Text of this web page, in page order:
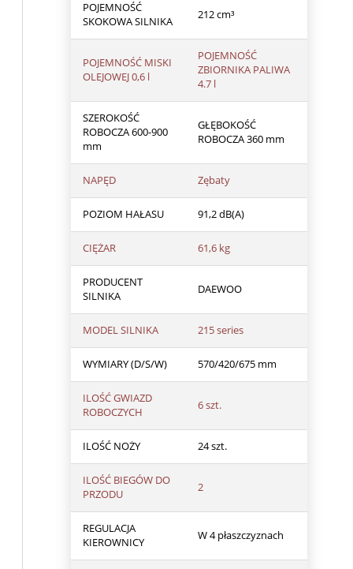
POJEMNOŚĆ
SKOKOWA SILNIKA
212 cm³
POJEMNOŚĆ MISKI
OLEJOWEJ 0,6 l
POJEMNOŚĆ
ZBIORNIKA PALIWA
4.7 l
SZEROKOŚĆ
ROBOCZA 600-900
mm
GŁĘBOKOŚĆ
ROBOCZA 360 mm
NAPĘD Zębaty
POZIOM HAŁASU 91,2 dB(A)
CIĘŻAR 61,6 kg
PRODUCENT
SILNIKA
DAEWOO
MODEL SILNIKA 215 series
WYMIARY (D/S/W) 570/420/675 mm
ILOŚĆ GWIAZD
ROBOCZYCH
6 szt.
ILOŚĆ NOŻY 24 szt.
ILOŚĆ BIEGÓW DO
PRZODU
2
REGULACJA
KIEROWNICY
W 4 płaszczyznach